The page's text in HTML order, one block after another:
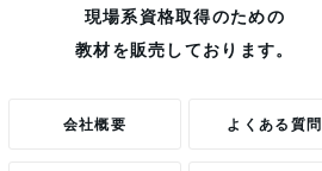
現場系資格取得のための
教材を販売しております。
会社概要 よくある質問